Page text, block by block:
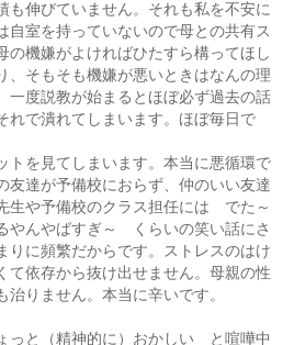
も伸びていません。それも私を不安に
自室を持っていないので母との共有ス
の機嫌がよければひたすら構ってほし
、そもそも機嫌が悪いときはなんの理
一度説教が始まるとほぼ必ず過去の話
れで潰れてしまいます。ほぼ毎日で
トを見てしまいます。本当に悪循環で
友達が予備校におらず、仲のいい友達
生や予備校のクラス担任には でた～
やんやばすぎ～ くらいの笑い話にさ
りに頻繁だからです。ストレスのはけ
て依存から抜け出せません。母親の性
りません。本当に辛いです。
と（精神的に）おかしい と喧嘩中